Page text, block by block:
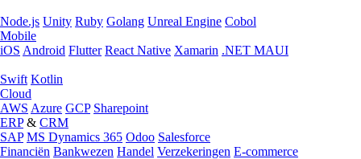
Node.js Unity Ruby Golang Unreal Engine Cobol
Mobile
iOS Android Flutter React Native Xamarin .NET MAUI
Swift Kotlin
Cloud
AWS Azure GCP Sharepoint
ERP& CRM
SAP MS Dynamics 365 Odoo Salesforce
Financiën Bankwezen Handel Verzekeringen E-commerce